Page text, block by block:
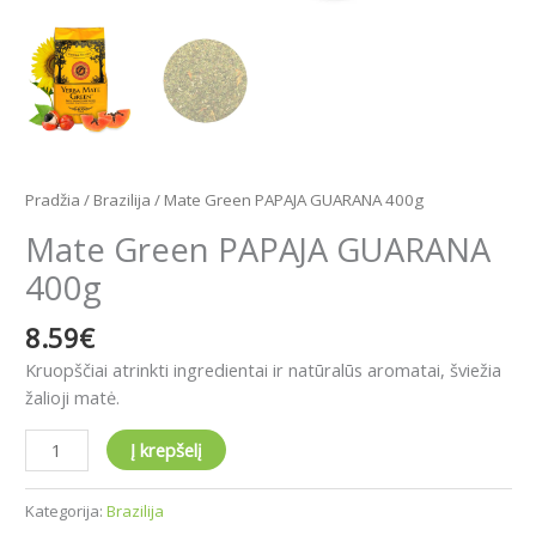
Pradžia / Brazilija / Mate Green PAPAJA GUARANA 400g
Mate Green PAPAJA GUARANA
400g
8.59€
Kruopščiai atrinkti ingredientai ir natūralūs aromatai, šviežia
žalioji matė.
Į krepšelį
Kategorija: Brazilija